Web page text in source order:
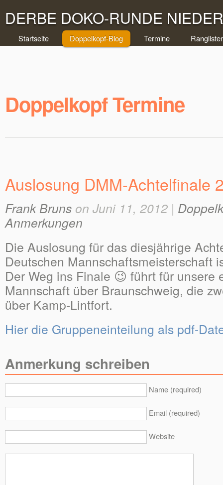
DERBE DOKO-RUNDE
Startseite Doppelkopf-Blog Termine
Doppelkopf Termine
Auslosung DMM-Achtelfinale
Frank Bruns on Juni 11, 2012 |
Anmerkungen
Die Auslosung für das diesjährige
Deutschen Mannschaftsmeisterschaft
Der Weg ins Finale 😉 führt für unsere
Mannschaft über Braunschweig, die
über Kamp-Lintfort.
Hier die Gruppeneinteilung als pdf-
Anmerkung schreiben
Name (required)
Email (required)
Website